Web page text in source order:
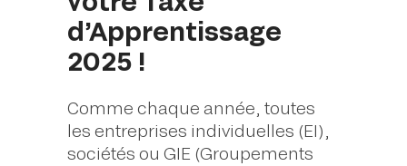
d’Apprentissage
2025 !
Comme chaque année, toutes
les entreprises individuelles (EI),
sociétés ou GIE (Groupements